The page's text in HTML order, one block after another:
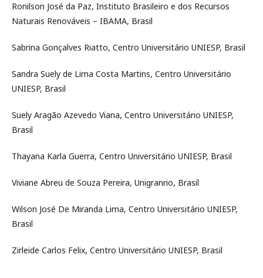
Ronilson José da Paz, Instituto Brasileiro e dos Recursos
Naturais Renováveis – IBAMA, Brasil
Sabrina Gonçalves Riatto, Centro Universitário UNIESP, Brasil
Sandra Suely de Lima Costa Martins, Centro Universitário
UNIESP, Brasil
Suely Aragão Azevedo Viana, Centro Universitário UNIESP,
Brasil
Thayana Karla Guerra, Centro Universitário UNIESP, Brasil
Viviane Abreu de Souza Pereira, Unigranrio, Brasil
Wilson José De Miranda Lima, Centro Universitário UNIESP,
Brasil
Zirleide Carlos Felix, Centro Universitário UNIESP, Brasil